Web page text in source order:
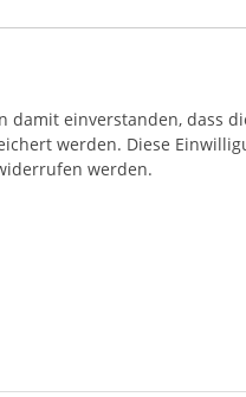
einverstanden, dass
werden. Diese
werden.